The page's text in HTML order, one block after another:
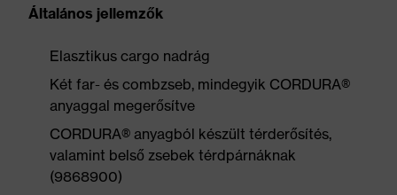
Általános jellemzők
Elasztikus cargo nadrág
Két far- és combzseb, mindegyik CORDURA®
anyaggal megerősítve
CORDURA® anyagból készült térderősítés,
valamint belső zsebek térdpárnáknak
(9868900)